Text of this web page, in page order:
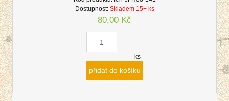
Dostupnost: Skladem 15+ ks
80,00 Kč
ks
přidat do košíku